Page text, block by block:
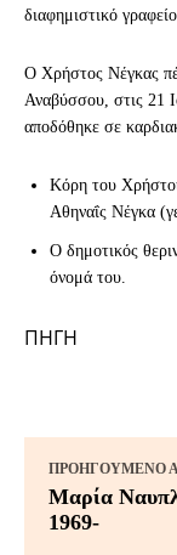
διαφημιστικό
Ο Χρήστος Νέγκας
Αναβύσσου, στις 21
αποδόθηκε σε
Κόρη του
Αθηναΐς Νέγκα
Ο δημοτικός
όνομά του.
ΠΗΓΗ
ΠΡΟΗΓΟΎΜΕΝΟ
Μαρία
1969-